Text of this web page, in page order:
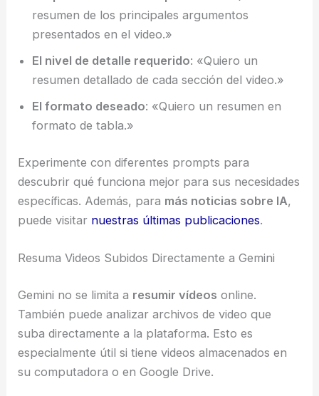
resumen de los principales argumentos
presentados en el video.»
El nivel de detalle requerido: «Quiero un
resumen detallado de cada sección del video.»
El formato deseado: «Quiero un resumen en
formato de tabla.»
Experimente con diferentes prompts para
descubrir qué funciona mejor para sus necesidades
específicas. Además, para más noticias sobre IA,
puede visitar nuestras últimas publicaciones.
Resuma Videos Subidos Directamente a Gemini
Gemini no se limita a resumir vídeos online.
También puede analizar archivos de video que
suba directamente a la plataforma. Esto es
especialmente útil si tiene videos almacenados en
su computadora o en Google Drive.